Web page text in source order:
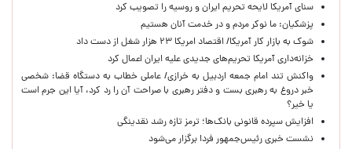
سنای آمریکا لایحه تحریم ایران و روسیه را تصویب کرد
پزشکیان: ما نوکر مردم و در خدمت آنان هستیم
شوک به بازار کار آمریکا/ اقتصاد امریکا ۲۳ هزار شغل از دست داد
خزانه‌داری آمریکا تحریم‌های جدیدی علیه ایران اعمال کرد
واکنش تند امام جمعه اردبیل به خرازی/ عاملی خطاب به دستگاه قضا: شخصی
خبر دروغ به رهبری بست و دفتر رهبری با صراحت آن را رد کرد، آیا این جرم است
یا خیر؟
افزایش سپرده قانونی بانک‌ها؛ ترمز تازه رشد نقدینگی
نشست خبری رئیس‌جمهور فردا برگزار می‌شود